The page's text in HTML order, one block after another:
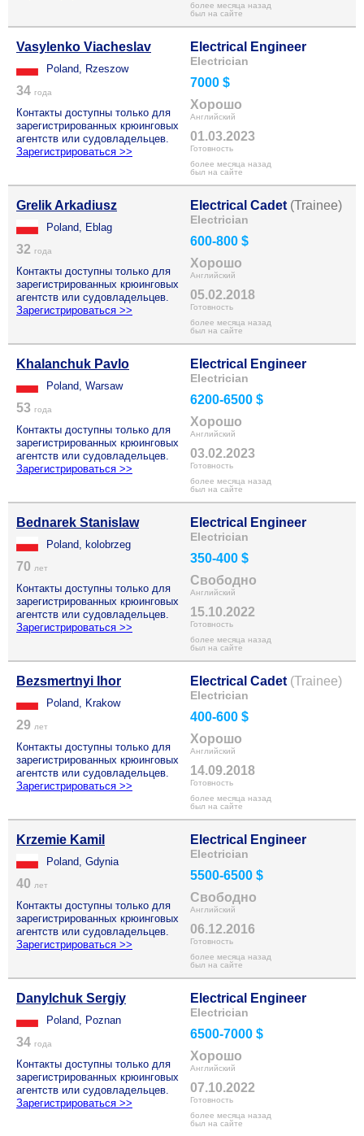
более месяца назад
был на сайте
Vasylenko Viacheslav
Poland, Rzeszow
34 года
Контакты доступны только для
зарегистрированных крюинговых
агентств или судовладельцев.
Зарегистрироваться >>
Electrical Engineer
Electrician
7000 $
Хорошо
Английский
01.03.2023
Готовность
более месяца назад
был на сайте
Grelik Arkadiusz
Poland, Eblag
32 года
Контакты доступны только для
зарегистрированных крюинговых
агентств или судовладельцев.
Зарегистрироваться >>
Electrical Cadet (Trainee)
Electrician
600-800 $
Хорошо
Английский
05.02.2018
Готовность
более месяца назад
был на сайте
Khalanchuk Pavlo
Poland, Warsaw
53 года
Контакты доступны только для
зарегистрированных крюинговых
агентств или судовладельцев.
Зарегистрироваться >>
Electrical Engineer
Electrician
6200-6500 $
Хорошо
Английский
03.02.2023
Готовность
более месяца назад
был на сайте
Bednarek Stanislaw
Poland, kolobrzeg
70 лет
Контакты доступны только для
зарегистрированных крюинговых
агентств или судовладельцев.
Зарегистрироваться >>
Electrical Engineer
Electrician
350-400 $
Свободно
Английский
15.10.2022
Готовность
более месяца назад
был на сайте
Bezsmertnyi Ihor
Poland, Krakow
29 лет
Контакты доступны только для
зарегистрированных крюинговых
агентств или судовладельцев.
Зарегистрироваться >>
Electrical Cadet (Trainee)
Electrician
400-600 $
Хорошо
Английский
14.09.2018
Готовность
более месяца назад
был на сайте
Krzemie Kamil
Poland, Gdynia
40 лет
Контакты доступны только для
зарегистрированных крюинговых
агентств или судовладельцев.
Зарегистрироваться >>
Electrical Engineer
Electrician
5500-6500 $
Свободно
Английский
06.12.2016
Готовность
более месяца назад
был на сайте
Danylchuk Sergiy
Poland, Poznan
34 года
Контакты доступны только для
зарегистрированных крюинговых
агентств или судовладельцев.
Зарегистрироваться >>
Electrical Engineer
Electrician
6500-7000 $
Хорошо
Английский
07.10.2022
Готовность
более месяца назад
был на сайте